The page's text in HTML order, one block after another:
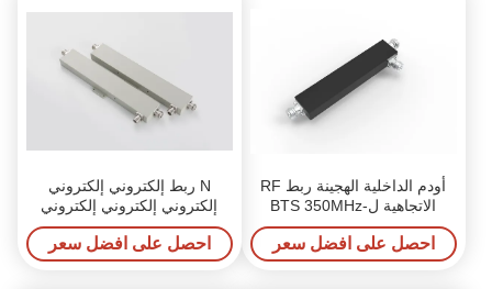
أودم الداخلية الهجينة ربط RF
الاتجاهية لBTS 350MHz-
520MHz
احصل على افضل سعر
N ربط إلكتروني إلكتروني
إلكتروني إلكتروني إلكتروني
إلكتروني إلكتروني إلكتروني
إلكتروني
احصل على افضل سعر